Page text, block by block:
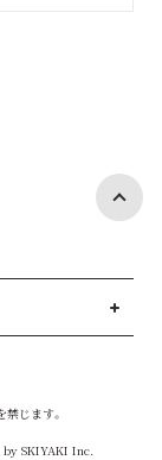
禁じます。
by SKIYAKI Inc.